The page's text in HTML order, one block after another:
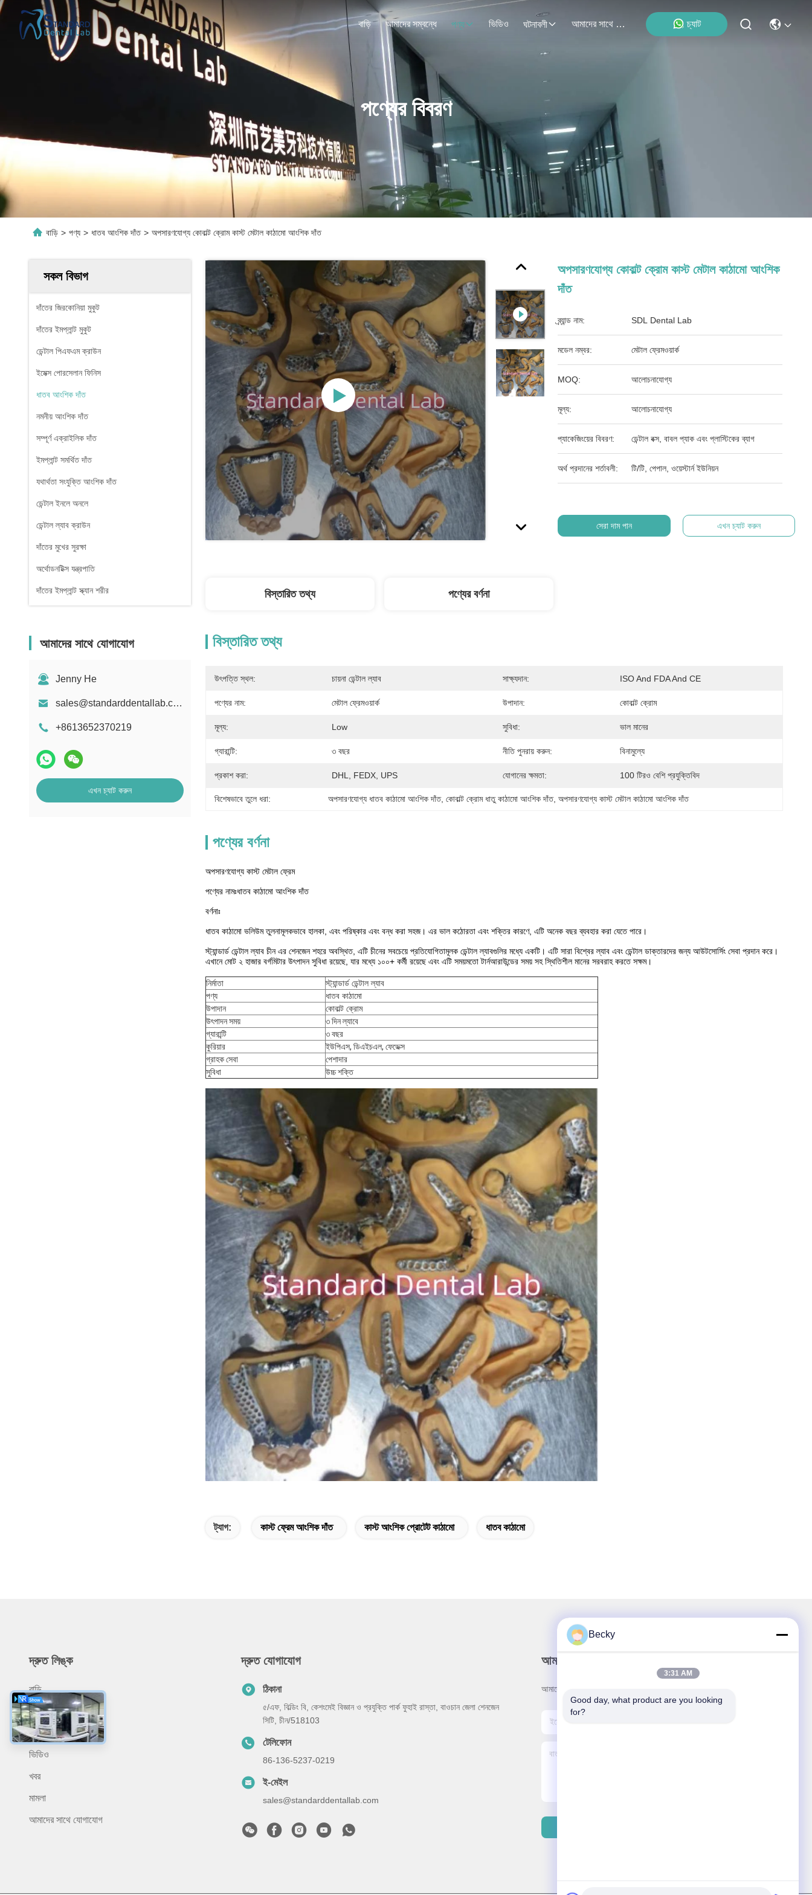
বাড়ি আমাদের সম্বন্ধে পণ্য ভিডিও ঘটনাবলী আমাদের সাথে যোগাযোগ চ্যাট
পণ্যের বিবরণ
বাড়ি > পণ্য > ধাতব আংশিক দাঁত > অপসারণযোগ্য কোবাল্ট ক্রোম কাস্ট মেটাল কাঠামো আংশিক দাঁত
সকল বিভাগ
দাঁতের জিরকোনিয়া মুকুট
দাঁতের ইমপ্লান্ট মুকুট
ডেন্টাল পিএফএম ক্রাউন
ইমেক্স পোরসেলান ফিনিস
ধাতব আংশিক দাঁত
নমনীয় আংশিক দাঁত
সম্পূর্ণ এক্রাইলিক দাঁত
ইমপ্লান্ট সমর্থিত দাঁত
যথার্থতা সংযুক্তি আংশিক দাঁত
ডেন্টাল ইনলে অনলে
ডেন্টাল ল্যাব ক্রাউন
দাঁতের মুখের সুরক্ষা
অর্থোডনটিক্স যন্ত্রপাতি
দাঁতের ইমপ্লান্ট স্ক্যান শরীর
আমাদের সাথে যোগাযোগ
Jenny He
sales@standarddentallab.com
+8613652370219
এখন চ্যাট করুন
অপসারণযোগ্য কোবাল্ট ক্রোম কাস্ট মেটাল কাঠামো আংশিক
দাঁত
ব্র্যান্ড নাম: SDL Dental Lab
মডেল নম্বর: মেটাল ফ্রেমওয়ার্ক
MOQ: আলোচনাযোগ্য
মূল্য: আলোচনাযোগ্য
প্যাকেজিংয়ের বিবরণ: ডেন্টাল বক্স, বাবল প্যাক এবং প্লাস্টিকের ব্যাগ
অর্থ প্রদানের শর্তাবলী: টি/টি, পেপাল, ওয়েস্টার্ন ইউনিয়ন
সেরা দাম পান এখন চ্যাট করুন
বিস্তারিত তথ্য পণ্যের বর্ণনা
বিস্তারিত তথ্য
উৎপত্তি স্থল: চায়না ডেন্টাল ল্যাব সাক্ষ্যদান: ISO And FDA And CE
পণ্যের নাম: মেটাল ফ্রেমওয়ার্ক উপাদান: কোবাল্ট ক্রোম
মূল্য: Low সুবিধা: ভাল মানের
গ্যারান্টি: ৩ বছর নীতি পুনরায় করুন: বিনামুল্যে
প্রকাশ করা: DHL, FEDX, UPS যোগানের ক্ষমতা: 100 টিরও বেশি প্রযুক্তিবিদ
বিশেষভাবে তুলে ধরা: অপসারণযোগ্য ধাতব কাঠামো আংশিক দাঁত, কোবাল্ট ক্রোম ধাতু কাঠামো আংশিক দাঁত, অপসারণযোগ্য কাস্ট মেটাল কাঠামো আংশিক দাঁত
পণ্যের বর্ণনা
অপসারণযোগ্য কাস্ট মেটাল ফ্রেম
পণ্যের নামঃধাতব কাঠামো আংশিক দাঁত
বর্ণনাঃ
ধাতব কাঠামো ভলিউম তুলনামূলকভাবে হালকা, এবং পরিষ্কার এবং বন্ধ করা সহজ। এর ভাল কঠোরতা এবং শক্তির কারণে, এটি অনেক বছর ব্যবহার করা যেতে পারে।
স্ট্যান্ডার্ড ডেন্টাল ল্যাব চীন এর শেনজেন শহরে অবস্থিত, এটি চীনের সবচেয়ে প্রতিযোগিতামূলক ডেন্টাল ল্যাবগুলির মধ্যে একটি। এটি সারা বিশ্বের ল্যাব এবং ডেন্টাল ডাক্তারদের জন্য আউটসোর্সিং সেবা প্রদান করে।
এখানে মোট ২ হাজার বর্গমিটার উৎপাদন সুবিধা রয়েছে, যার মধ্যে ১০০+ কর্মী রয়েছে এবং এটি সময়মতো টার্নআরাউন্ডের সময় সহ স্থিতিশীল মানের সরবরাহ করতে সক্ষম।
নির্মাতা
স্ট্যান্ডার্ড ডেন্টাল ল্যাব
পণ্য
ধাতব কাঠামো
উপাদান
কোবাল্ট ক্রোম
উৎপাদন সময়
৩ দিন ল্যাবে
গ্যারান্টি
৩ বছর
কুরিয়ার
ইউপিএস, ডিএইচএল, ফেডেক্স
গ্রাহক সেবা
পেশাদার
সুবিধা
উচ্চ শক্তি
ট্যাগ: কাস্ট ফ্রেম আংশিক দাঁত কাস্ট আংশিক প্রোটেট কাঠামো ধাতব কাঠামো
দ্রুত লিঙ্ক
বাড়ি
পণ্য
আমাদের সম্বন্ধে
ভিডিও
খবর
মামলা
আমাদের সাথে যোগাযোগ
দ্রুত যোগাযোগ
ঠিকানা
৫/এফ, বিল্ডিং বি, কেশংমেই বিজ্ঞান ও প্রযুক্তি পার্ক ফুহাই রাস্তা, বাওচান জেলা শেনজেন
সিটি, চীন/518103
টেলিফোন
86-136-5237-0219
ই-মেইল
sales@standarddentallab.com
আমাদের নিউজলেটার
আমাদের নিউজলেটারে সাবস্ক্রাইব করুন এবং আরও অনেক কিছু পেতে পারেন।
Becky
3:31 AM
Good day, what product are you looking
for?